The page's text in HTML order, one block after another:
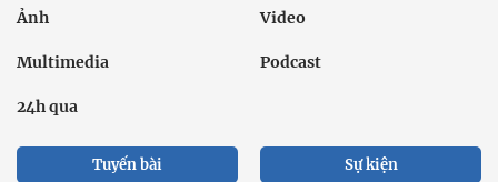
Ảnh Video
Multimedia Podcast
24h qua
Tuyến bài Sự kiện